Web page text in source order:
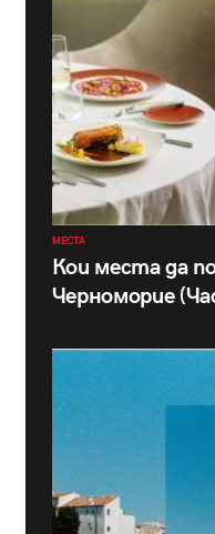
МЕСТА
Кои места да
Черноморие